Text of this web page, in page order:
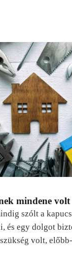
mindene volt
szólt a
és egy dolgot
volt,